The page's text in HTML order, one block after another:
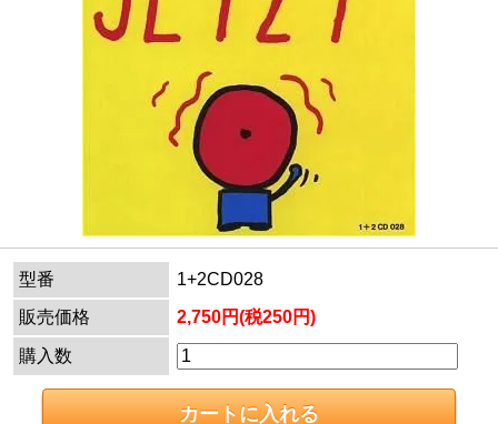
型番
1+2CD028
販売価格
2,750円(税250円)
購入数